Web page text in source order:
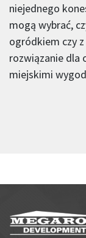
niejednego
mogą wybrać,
ogródkiem czy
rozwiązanie dla
miejskimi